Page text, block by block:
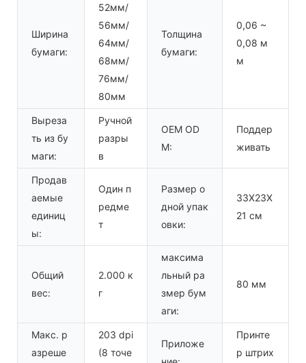
Ширина
бумаги:
52мм/
56мм/
64мм/
68мм/
76мм/
80мм
Толщина
бумаги:
0,06 ~
0,08 м
м
Выреза
ть из бу
маги:
Ручной
разры
в
OEM OD
M:
Поддер
живать
Продав
аемые
единиц
ы:
Один п
редме
т
Размер о
дной упак
овки:
33X23X
21 см
Общий
вес:
2.000 к
г
максима
льный ра
змер бум
аги:
80 мм
Макс. р
азреше
203 dpi
(8 точе
Приложе
Принте
р штрих